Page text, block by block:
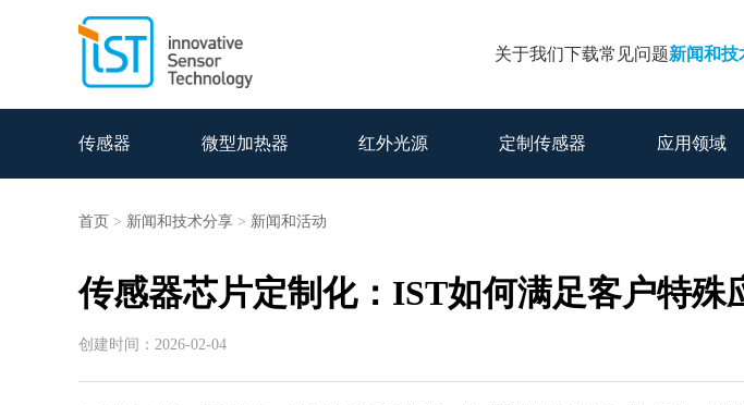
关于我们下载常见问题新闻和技
传感器 微型加热器 红外光源 定制传感器 应用领域
首页 > 新闻和技术分享 > 新闻和活动
传感器芯片定制化：IST如何满足客户特殊
创建时间：2026-02-04